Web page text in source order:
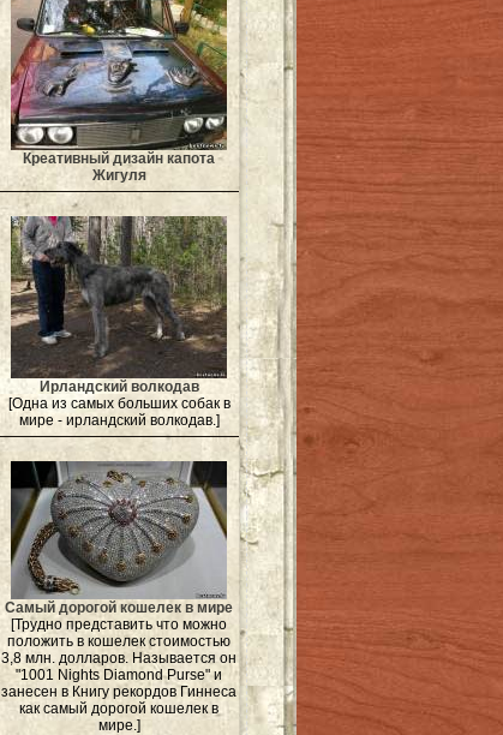
Креативный дизайн капота
Жигуля
Ирландский волкодав
[Одна из самых больших собак в
мире - ирландский волкодав.]
Самый дорогой кошелек в мире
[Трудно представить что можно
положить в кошелек стоимостью
3,8 млн. долларов. Называется он
"1001 Nights Diamond Purse" и
занесен в Книгу рекордов Гиннеса
как самый дорогой кошелек в
мире.]